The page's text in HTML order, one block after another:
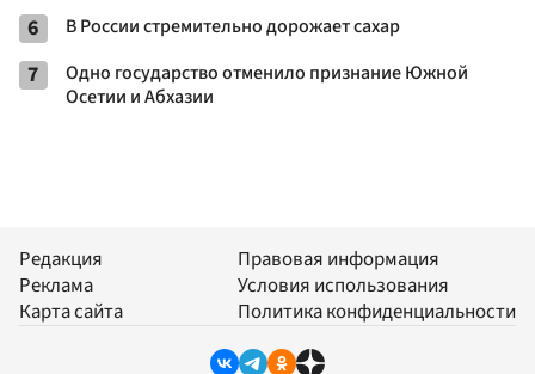
6 В России стремительно дорожает сахар
7
Одно государство отменило признание Южной
Осетии и Абхазии
Редакция
Реклама
Карта сайта
Правовая информация
Условия использования
Политика конфиденциальности